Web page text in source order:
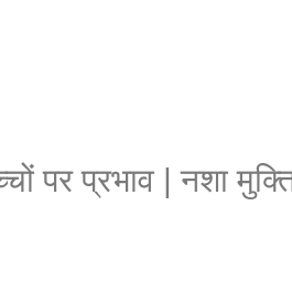
पर प्रभाव | नशा